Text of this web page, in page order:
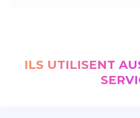
ILS UTILISENT